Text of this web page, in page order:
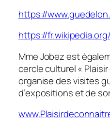
https://
https://
Mme Jobez est
cercle culturel «
organise des visites
d’expositions et de